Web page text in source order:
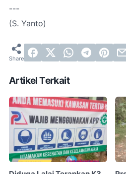
---
(S. Yanto)
Artikel Terkait